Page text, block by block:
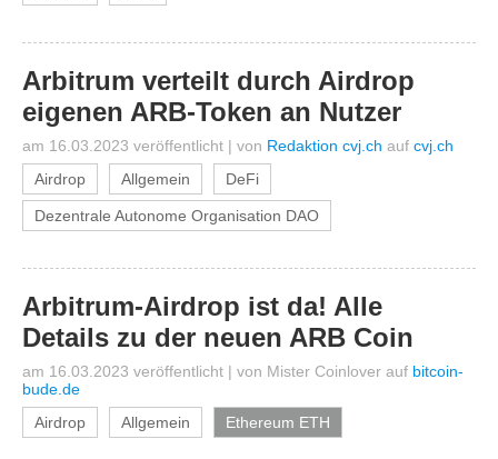
Arbitrum verteilt durch Airdrop
eigenen ARB-Token an Nutzer
am 16.03.2023 veröffentlicht | von Redaktion cvj.ch auf cvj.ch
Airdrop
Allgemein DeFi
Dezentrale Autonome Organisation DAO
Arbitrum-Airdrop ist da! Alle
Details zu der neuen ARB Coin
am 16.03.2023 veröffentlicht | von Mister Coinlover auf bitcoin-
bude.de
Airdrop
Allgemein Ethereum ETH